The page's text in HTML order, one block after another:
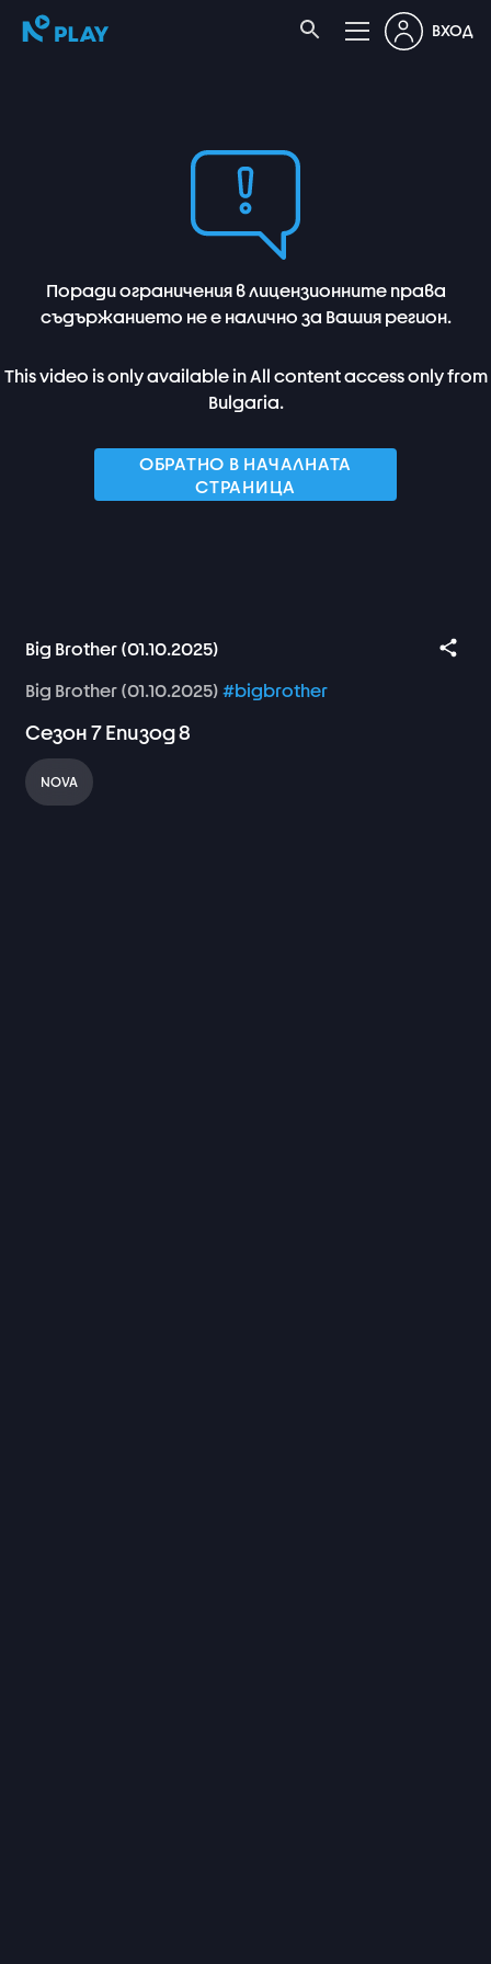
ВХОД
Поради ограничения в лицензионните права
съдържанието не е налично за Вашия регион.
This video is only available in All content access only from
Bulgaria.
ОБРАТНО В НАЧАЛНАТА
СТРАНИЦА
Big Brother (01.10.2025)
Big Brother (01.10.2025) #bigbrother
Сезон 7Епизод8
NOVA